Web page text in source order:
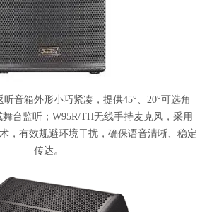
音箱外形小巧紧凑，提供45°、20°可选角
台监听；W95R/TH无线手持麦克风，采用
，有效规避环境干扰，确保语音清晰、稳定
传达。